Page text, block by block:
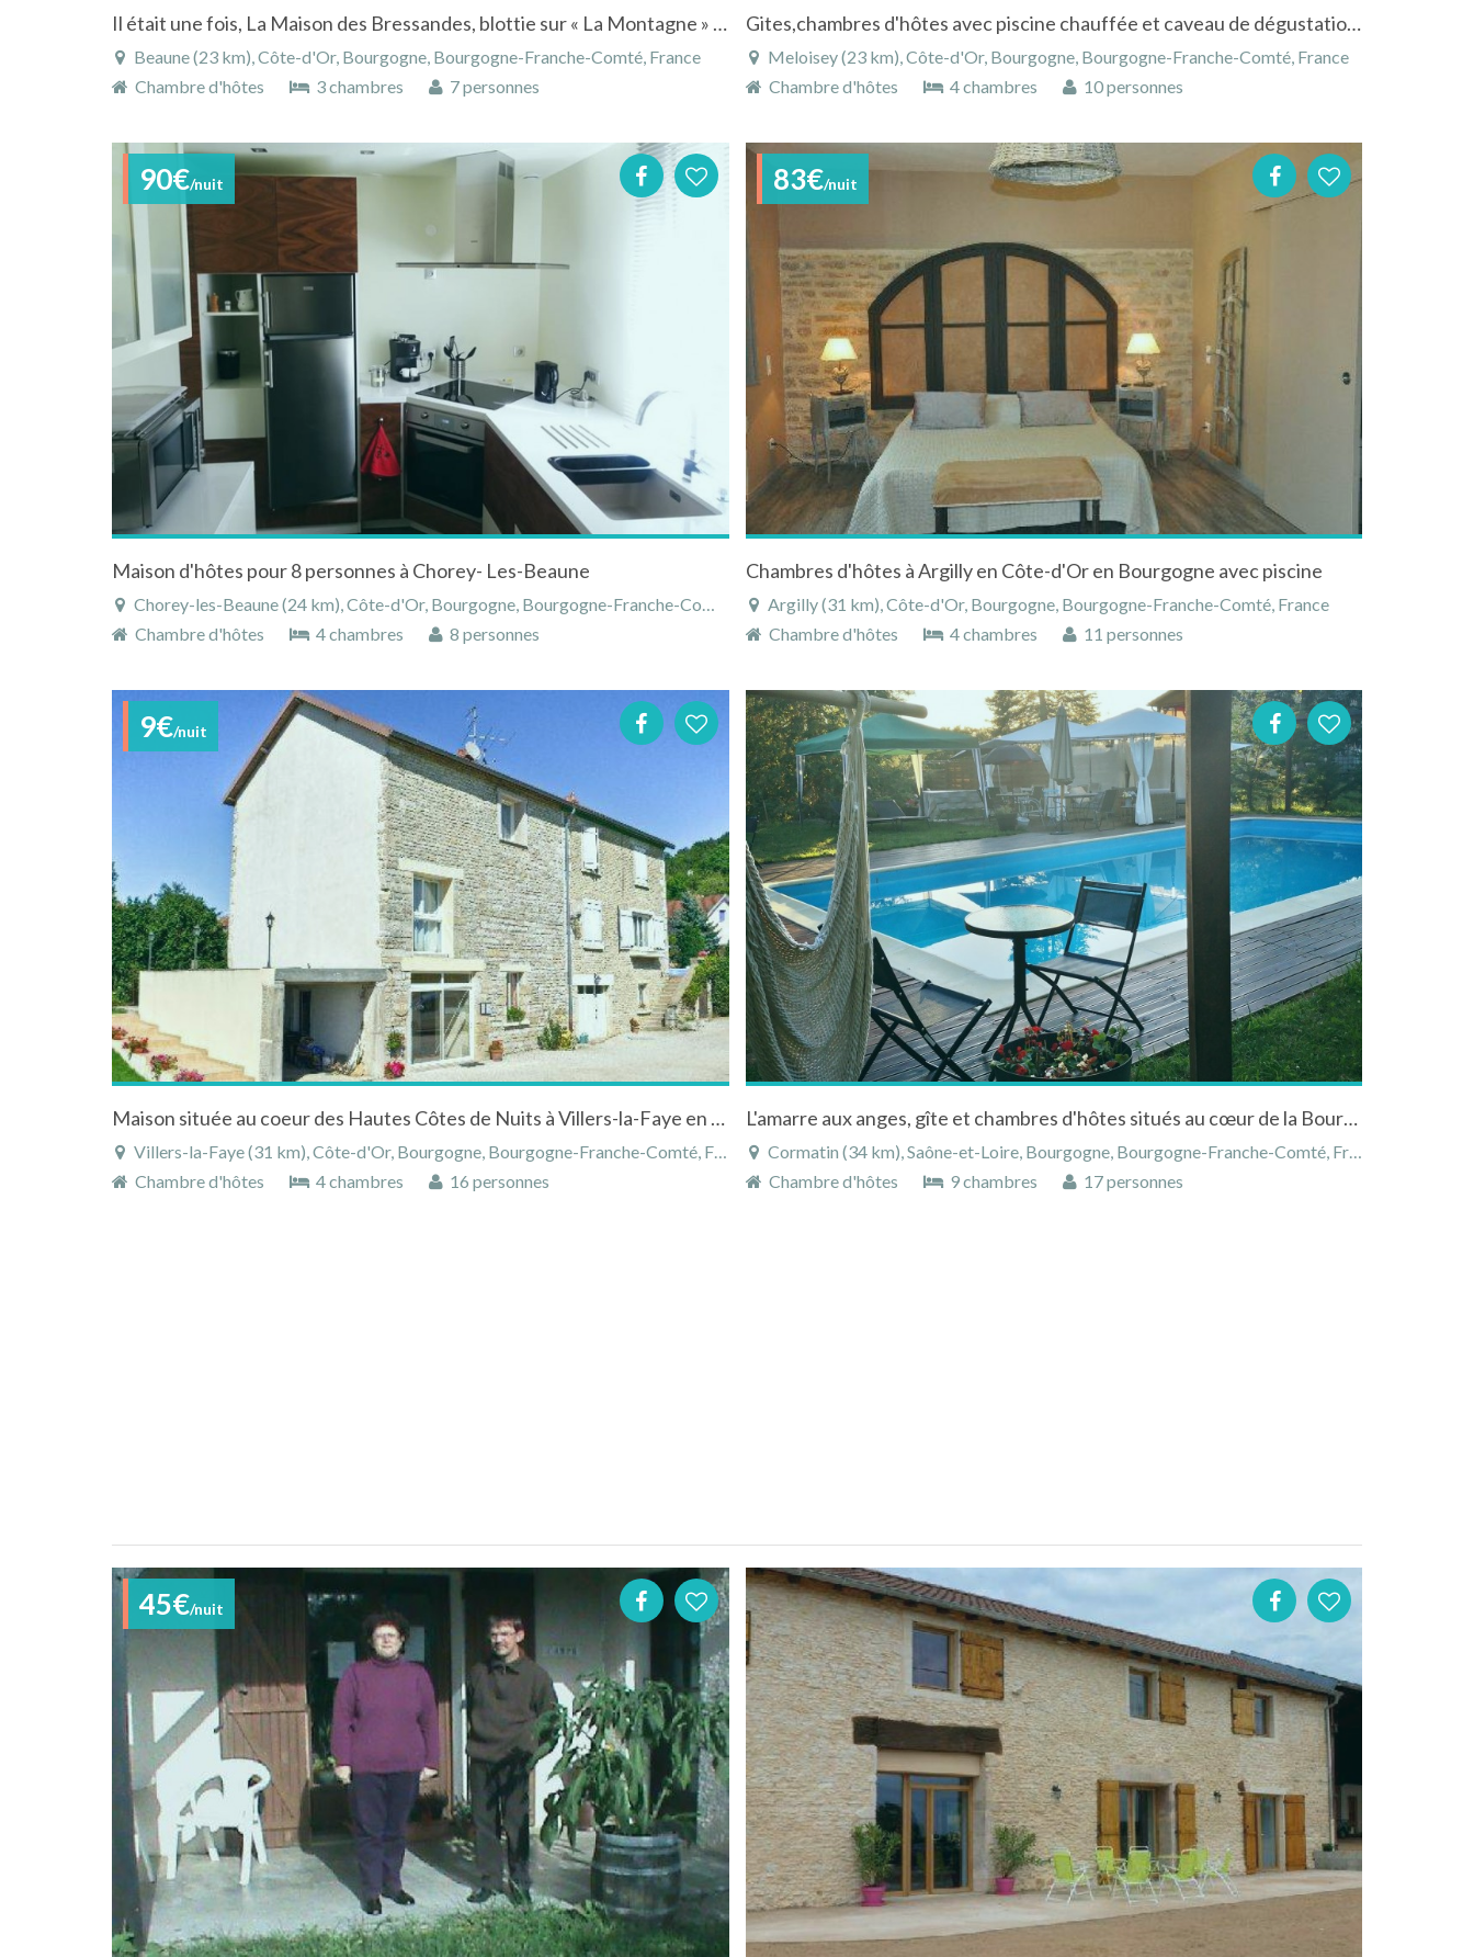
Il était une fois, La Maison des Bressandes, blottie sur « La Montagne » de Beaune
Beaune (23 km), Côte-d'Or, Bourgogne, Bourgogne-Franche-Comté, France
Chambre d'hôtes
3 chambres 7 personnes
Gites,chambres d'hôtes avec piscine chauffée et caveau de dégustation en Bourgogne
Meloisey (23 km), Côte-d'Or, Bourgogne, Bourgogne-Franche-Comté, France
Chambre d'hôtes
4 chambres 10 personnes
90€/nuit
Maison d'hôtes pour 8 personnes à Chorey- Les-Beaune
Chorey-les-Beaune (24 km), Côte-d'Or, Bourgogne, Bourgogne-Franche-Comté, France
Chambre d'hôtes
4 chambres 8 personnes
83€/nuit
Chambres d'hôtes à Argilly en Côte-d'Or en Bourgogne avec piscine
Argilly (31 km), Côte-d'Or, Bourgogne, Bourgogne-Franche-Comté, France
Chambre d'hôtes
4 chambres 11 personnes
9€/nuit
Maison située au coeur des Hautes Côtes de Nuits à Villers-la-Faye en Bourgogne
Villers-la-Faye (31 km), Côte-d'Or, Bourgogne, Bourgogne-Franche-Comté, France
Chambre d'hôtes
4 chambres 16 personnes
L'amarre aux anges, gîte et chambres d'hôtes situés au cœur de la Bourgogne
Cormatin (34 km), Saône-et-Loire, Bourgogne, Bourgogne-Franche-Comté, France
Chambre d'hôtes
9 chambres 17 personnes
45€/nuit